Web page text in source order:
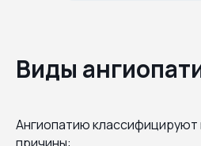
Виды
Ангиопатию классифицируют
причины: